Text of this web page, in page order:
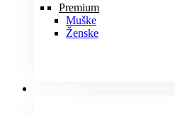
Premium
Muške
Ženske